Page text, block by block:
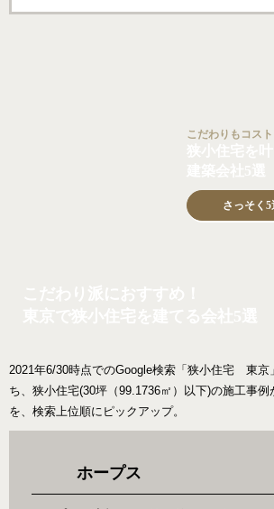
こだわりもコス
さっそく5
2021年6/30時点でのGoogle検索「狭小住宅 東京
ち、狭小住宅(30坪（99.1736㎡）以下)の施工事例
を、検索上位順にピックアップ。
ホープス